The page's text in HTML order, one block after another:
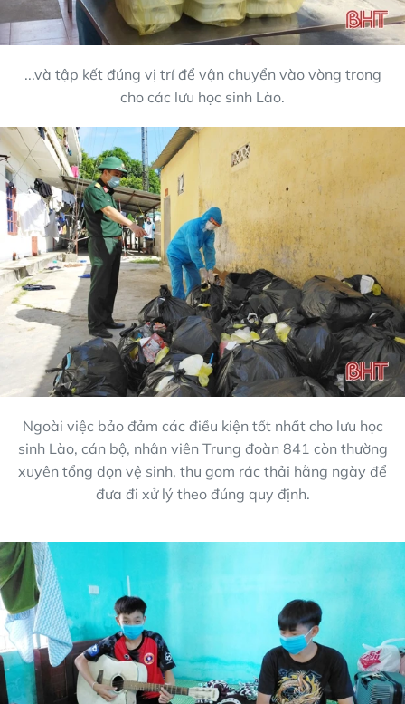
...và tập kết đúng vị trí để vận chuyển vào vòng trong
cho các lưu học sinh Lào.
Ngoài việc bảo đảm các điều kiện tốt nhất cho lưu học
sinh Lào, cán bộ, nhân viên Trung đoàn 841 còn thường
xuyên tổng dọn vệ sinh, thu gom rác thải hằng ngày để
đưa đi xử lý theo đúng quy định.